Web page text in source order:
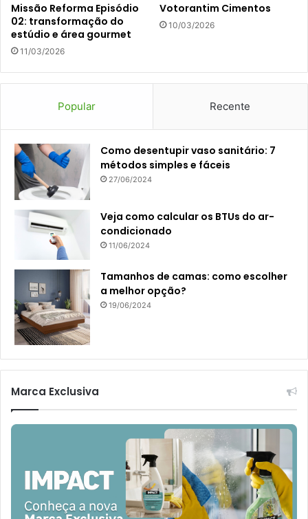
Missão Reforma Episódio
02: transformação do
estúdio e área gourmet
11/03/2026
Votorantim Cimentos
10/03/2026
Popular Recente
Como desentupir vaso sanitário: 7
métodos simples e fáceis
27/06/2024
Veja como calcular os BTUs do ar-
condicionado
11/06/2024
Tamanhos de camas: como escolher
a melhor opção?
19/06/2024
Marca Exclusiva